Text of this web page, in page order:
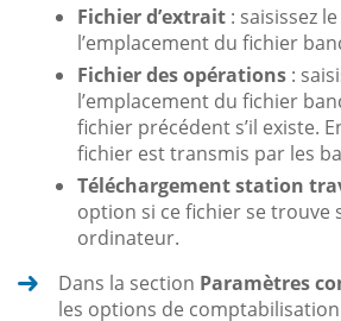
Fichier d’extrait : saisissez
l’emplacement du fichier
Fichier des opérations :
l’emplacement du fichier
fichier précédent s’il existe.
fichier est transmis par les
Téléchargement station
option si ce fichier se trouve
ordinateur.
Dans la section Paramètres
les options de